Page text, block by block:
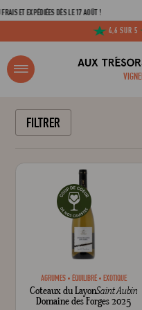
ET EXPÉDIÉES DÈS LE 17 AOÛT !
4,6 SUR 5
?
FILTRER
AGRUMES ÉQUILIBRÉ EXOTIQUE
Coteaux du LayonSaint Aubin
Domaine des Forges 2025